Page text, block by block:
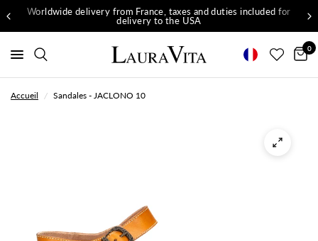
Worldwide delivery from France, taxes and duties included for
delivery to the USA
0
Accueil / Sandales - JACLONO 10